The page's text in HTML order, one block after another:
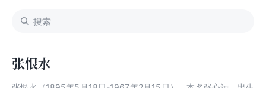
张恨水